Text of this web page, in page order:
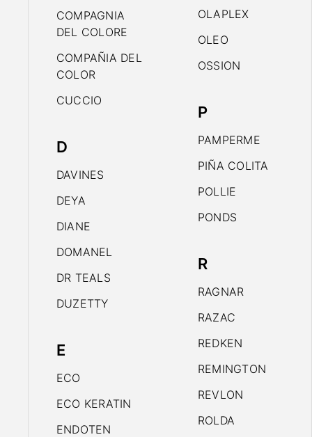
COMPAGNIA
DEL COLORE
COMPAÑIA DEL
COLOR
CUCCIO
D
DAVINES
DEYA
DIANE
DOMANEL
DR TEALS
DUZETTY
E
ECO
ECO KERATIN
ENDOTEN
OLAPLEX
OLEO
OSSION
P
PAMPERME
PIÑA COLITA
POLLIE
PONDS
R
RAGNAR
RAZAC
REDKEN
REMINGTON
REVLON
ROLDA